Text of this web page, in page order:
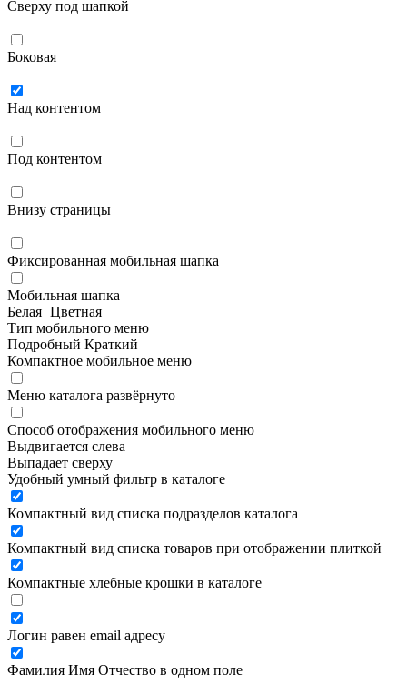
Сверху под шапкой
Боковая
Над контентом
Под контентом
Внизу страницы
Фиксированная мобильная шапка
Мобильная шапка
Белая Цветная
Тип мобильного меню
Подробный Краткий
Компактное мобильное меню
Меню каталога развёрнуто
Способ отображения мобильного меню
Выдвигается слева
Выпадает сверху
Удобный умный фильтр в каталоге
Компактный вид списка подразделов каталога
Компактный вид списка товаров при отображении плиткой
Компактные хлебные крошки в каталоге
Логин равен email адресу
Фамилия Имя Отчество в одном поле